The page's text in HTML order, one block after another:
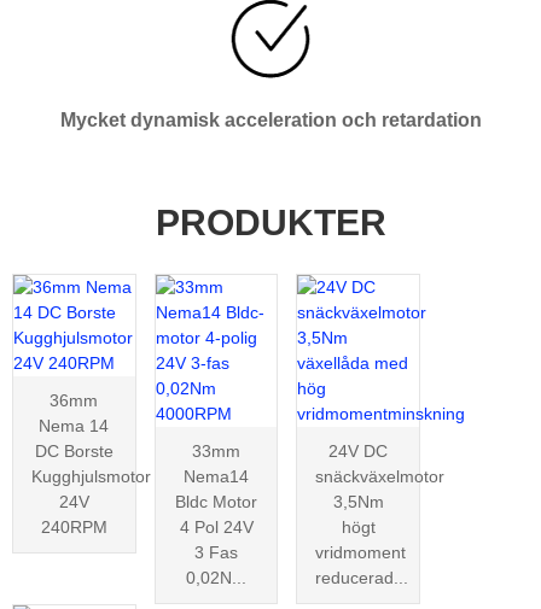
Mycket dynamisk acceleration och retardation
PRODUKTER
36mm
Nema 14
DC Borste
Kugghjulsmotor
24V
240RPM
33mm
Nema14
Bldc Motor
4 Pol 24V
3 Fas
0,02N...
24V DC
snäckväxelmotor
3,5Nm
högt
vridmoment
reducerad...